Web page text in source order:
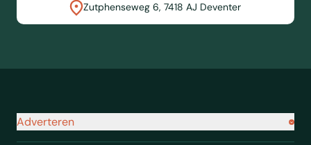
Zutphenseweg 6, 7418 AJ Deventer
Navigatie footer
Adverteren